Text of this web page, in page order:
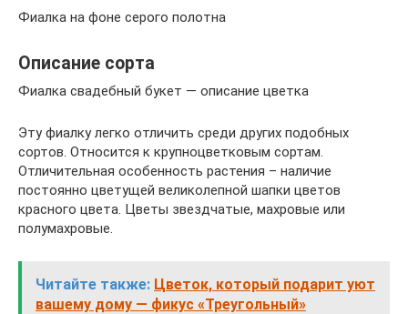
Фиалка на фоне серого полотна
Описание сорта
Фиалка свадебный букет — описание цветка
Эту фиалку легко отличить среди других подобных
сортов. Относится к крупноцветковым сортам.
Отличительная особенность растения – наличие
постоянно цветущей великолепной шапки цветов
красного цвета. Цветы звездчатые, махровые или
полумахровые.
Читайте также: Цветок, который подарит уют
вашему дому — фикус «Треугольный»